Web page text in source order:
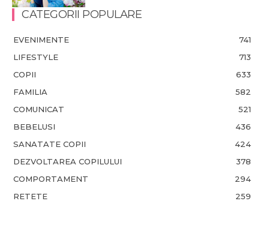
CATEGORII POPULARE
EVENIMENTE
741
LIFESTYLE
713
COPII
633
FAMILIA
582
COMUNICAT
521
BEBELUSI
436
SANATATE COPII
424
DEZVOLTAREA COPILULUI
378
COMPORTAMENT
294
RETETE
259